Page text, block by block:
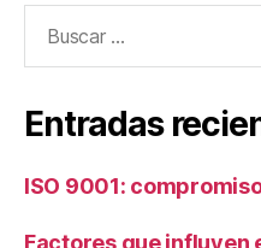
Entradas
ISO 9001:
Factores que influyen